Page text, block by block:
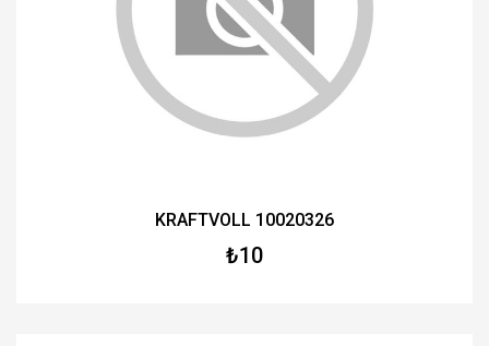
KRAFTVOLL 10020326
₺10